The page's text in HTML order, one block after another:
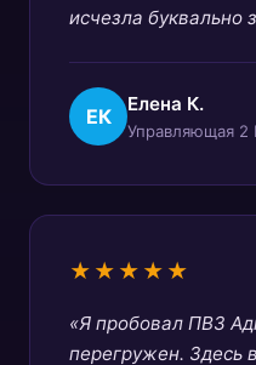
исчезла буквально
ЕК
Елена К.
Управляющая 2
★★★★★
«Я пробовал ПВЗ
перегружен. Здесь